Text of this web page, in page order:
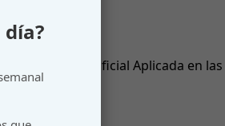
Artificial Aplicada en las